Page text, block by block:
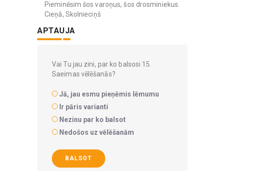
Pieminēsim šos varoņus, šos drosminiekus.
Cieņā, Skolnieciņš
APTAUJA
Vai Tu jau zini, par ko balsosi 15.
Saeimas vēlēšanās?
Jā, jau esmu pieņēmis lēmumu
Ir pāris varianti
Nezinu par ko balsot
Nedošos uz vēlēšanām
BALSOT